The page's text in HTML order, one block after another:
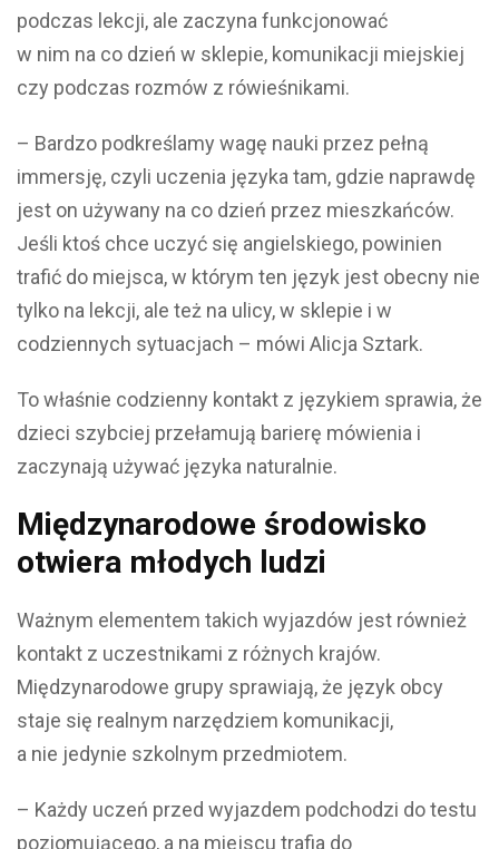
podczas lekcji, ale zaczyna funkcjonować
w nim na co dzień w sklepie, komunikacji miejskiej
czy podczas rozmów z rówieśnikami.
– Bardzo podkreślamy wagę nauki przez pełną
immersję, czyli uczenia języka tam, gdzie naprawdę
jest on używany na co dzień przez mieszkańców.
Jeśli ktoś chce uczyć się angielskiego, powinien
trafić do miejsca, w którym ten język jest obecny nie
tylko na lekcji, ale też na ulicy, w sklepie i w
codziennych sytuacjach – mówi Alicja Sztark.
To właśnie codzienny kontakt z językiem sprawia, że
dzieci szybciej przełamują barierę mówienia i
zaczynają używać języka naturalnie.
Międzynarodowe środowisko
otwiera młodych ludzi
Ważnym elementem takich wyjazdów jest również
kontakt z uczestnikami z różnych krajów.
Międzynarodowe grupy sprawiają, że język obcy
staje się realnym narzędziem komunikacji,
a nie jedynie szkolnym przedmiotem.
– Każdy uczeń przed wyjazdem podchodzi do testu
poziomującego, a na miejscu trafia do